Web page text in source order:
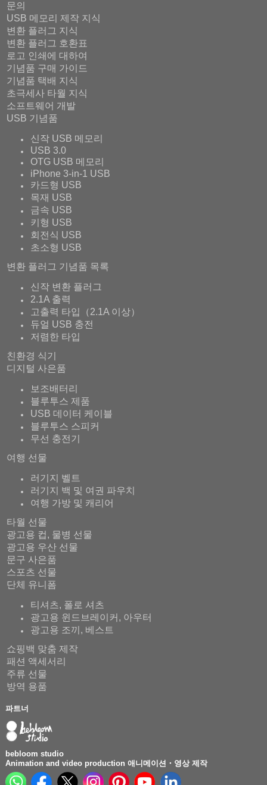
문의
USB 메모리 제작 지식
변환 플러그 지식
변환 플러그 호환표
로고 인쇄에 대하여
기념품 구매 가이드
기념품 택배 지식
초극세사 타월 지식
소프트웨어 개발
USB 기념품
신작 USB 메모리
USB 3.0
OTG USB 메모리
iPhone 3-in-1 USB
카드형 USB
목재 USB
금속 USB
키형 USB
회전식 USB
초소형 USB
변환 플러그 기념품 목록
신작 변환 플러그
2.1A 출력
고출력 타입（2.1A 이상）
듀얼 USB 충전
저렴한 타입
친환경 식기
디지털 사은품
보조배터리
블루투스 제품
USB 데이터 케이블
블루투스 스피커
무선 충전기
여행 선물
러기지 벨트
러기지 백 및 여권 파우치
여행 가방 및 캐리어
타월 선물
광고용 컵, 물병 선물
광고용 우산 선물
문구 사은품
스포츠 선물
단체 유니폼
티셔츠, 폴로 셔츠
광고용 윈드브레이커, 아우터
광고용 조끼, 베스트
쇼핑백 맞춤 제작
패션 액세서리
주류 선물
방역 용품
파트너
bebloom studio
Animation and video production 애니메이션・영상 제작